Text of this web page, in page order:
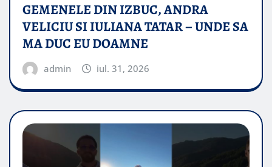
GEMENELE DIN IZBUC, ANDRA
VELICIU SI IULIANA TATAR – UNDE SA
MA DUC EU DOAMNE
admin iul. 31, 2026